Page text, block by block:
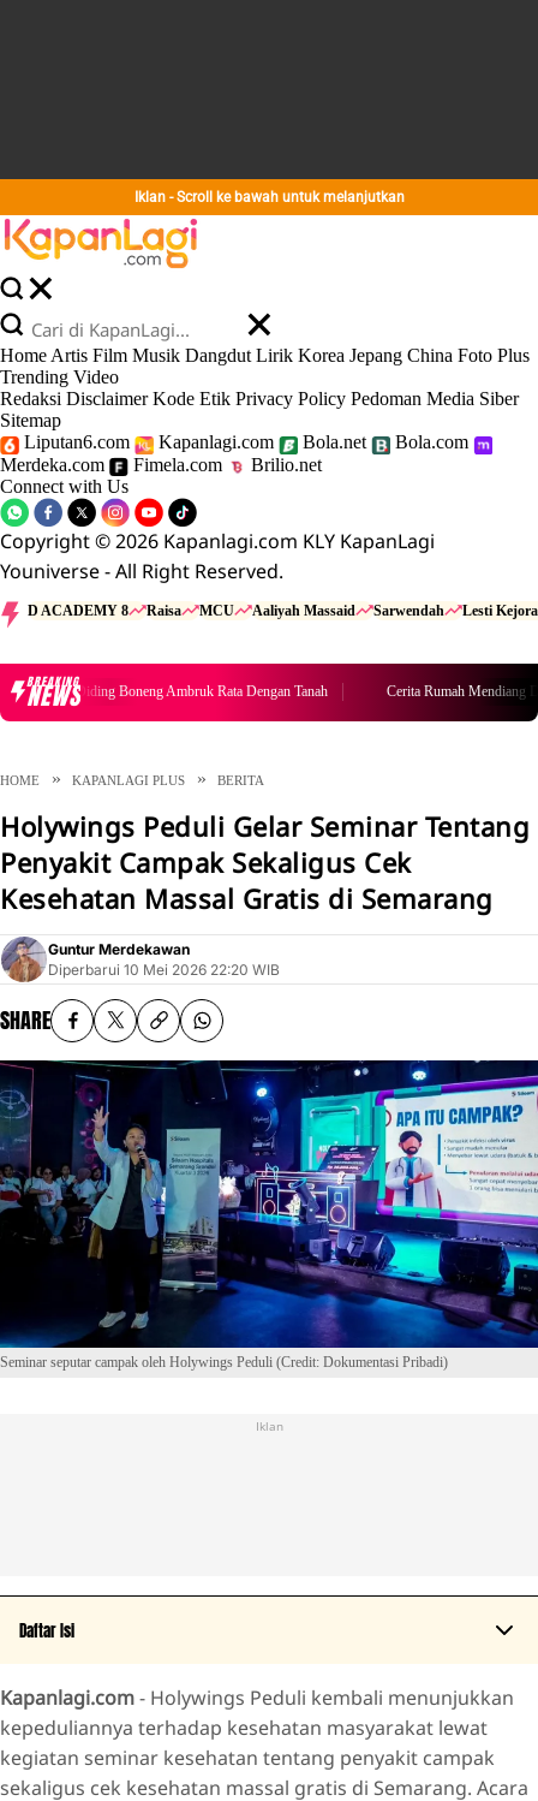
Iklan - Scroll ke bawah untuk melanjutkan
Home Artis Film Musik Dangdut Lirik Korea Jepang China Foto Plus
Trending Video
Redaksi Disclaimer Kode Etik Privacy Policy Pedoman Media Siber
Sitemap
Liputan6.com
Kapanlagi.com Bola.net
Bola.com
Merdeka.com
Fimela.com
Brilio.net
Connect with Us
Copyright © 2026 Kapanlagi.com KLY KapanLagi
Youniverse - All Right Reserved.
D ACADEMY 8 Raisa MCU Aaliyah Massaid Sarwendah Lesti Kejora
BREAKING
NEWS
Diding Boneng Ambruk Rata Dengan Tanah Cerita Rumah Mendiang
HOME KAPANLAGI PLUS BERITA
Holywings Peduli Gelar Seminar Tentang
Penyakit Campak Sekaligus Cek
Kesehatan Massal Gratis di Semarang
Guntur Merdekawan
Diperbarui 10 Mei 2026 22:20 WIB
SHARE
Seminar seputar campak oleh Holywings Peduli (Credit: Dokumentasi Pribadi)
Iklan
Daftar Isi
Edukasi Campak dan Cek Kesehatan Gratis
Holywings Peduli Serahkan Bantuan Alat Kesehatan
Warga Merasa Sangat Terbantu
Kapanlagi.com- Holywings Peduli kembali menunjukkan
kepeduliannya terhadap kesehatan masyarakat lewat
kegiatan seminar kesehatan tentang penyakit campak
sekaligus cek kesehatan massal gratis di Semarang. Acara